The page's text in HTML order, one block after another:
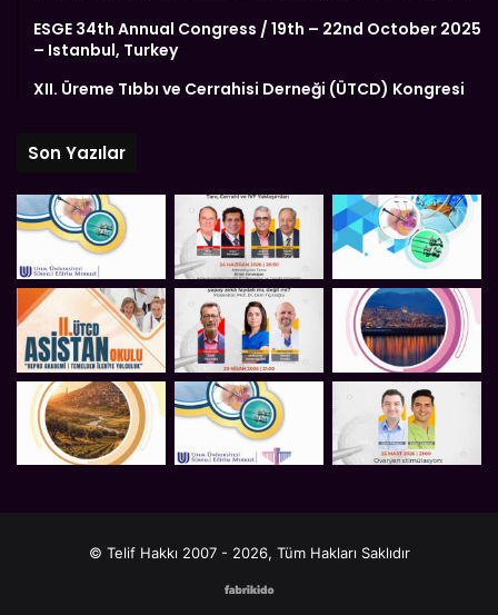
ESGE 34th Annual Congress / 19th – 22nd October 2025
– Istanbul, Turkey
XII. Üreme Tıbbı ve Cerrahisi Derneği (ÜTCD) Kongresi
Son Yazılar
© Telif Hakkı 2007 - 2026, Tüm Hakları Saklıdır